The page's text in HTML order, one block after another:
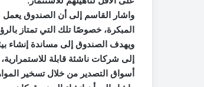
واشار القاسم إلى أن الصندوق يعمل
المبكرة، خصوصًا تلك التي تمتاز
ويهدف الصندوق إلى مساندة إنشاء
إلى شركات ناشئة قابلة
أسواق التصدير من خلال تسخير المواهب